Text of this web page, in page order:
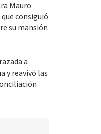
Mauro
consiguió
su mansión
a
y reavivó las